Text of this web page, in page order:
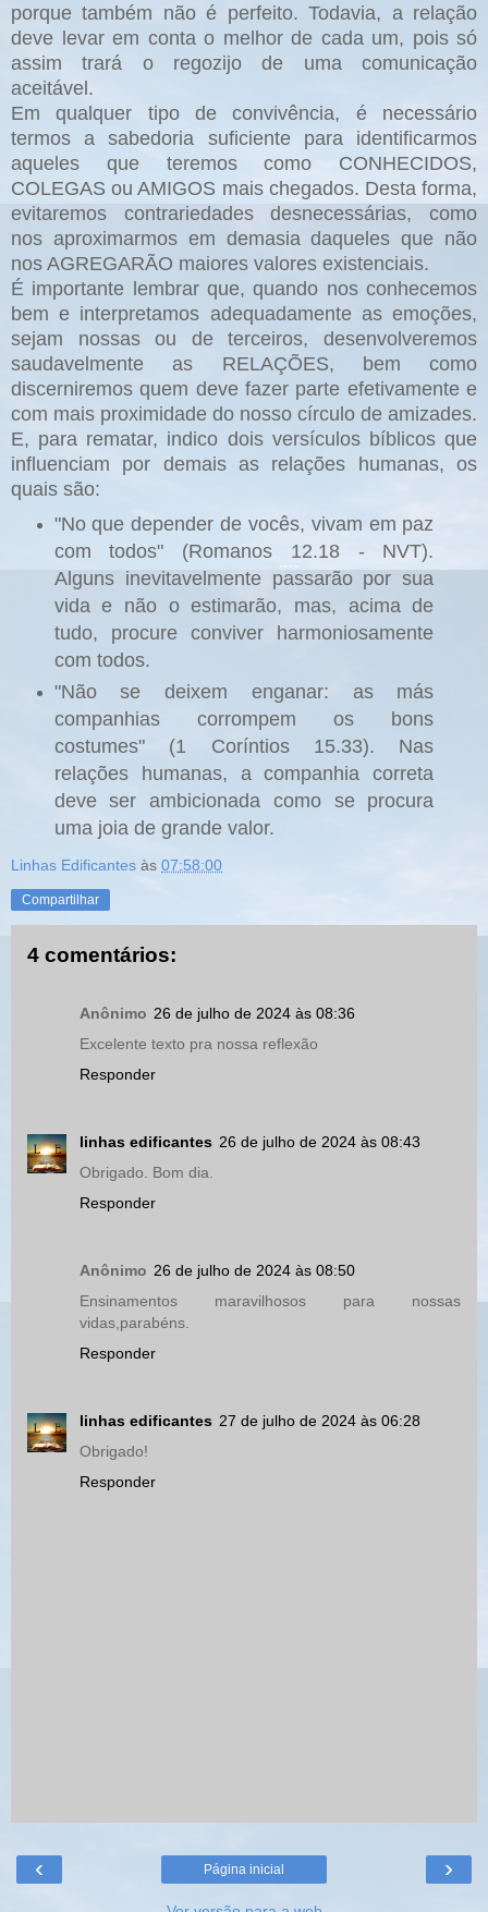
porque também não é perfeito. Todavia, a relação
deve levar em conta o melhor de cada um, pois só
assim trará o regozijo de uma comunicação
aceitável.
Em qualquer tipo de convivência, é necessário
termos a sabedoria suficiente para identificarmos
aqueles que teremos como CONHECIDOS,
COLEGAS ou AMIGOS mais chegados. Desta forma,
evitaremos contrariedades desnecessárias, como
nos aproximarmos em demasia daqueles que não
nos AGREGARÃO maiores valores existenciais.
É importante lembrar que, quando nos conhecemos
bem e interpretamos adequadamente as emoções,
sejam nossas ou de terceiros, desenvolveremos
saudavelmente as RELAÇÕES, bem como
discerniremos quem deve fazer parte efetivamente e
com mais proximidade do nosso círculo de amizades.
E, para rematar, indico dois versículos bíblicos que
influenciam por demais as relações humanas, os
quais são:
"No que depender de vocês, vivam em paz
com todos" (Romanos 12.18 - NVT).
Alguns inevitavelmente passarão por sua
vida e não o estimarão, mas, acima de
tudo, procure conviver harmoniosamente
com todos.
"Não se deixem enganar: as más
companhias corrompem os bons
costumes" (1 Coríntios 15.33). Nas
relações humanas, a companhia correta
deve ser ambicionada como se procura
uma joia de grande valor.
Linhas Edificantes às 07:58:00
Compartilhar
4 comentários:
Anônimo 26 de julho de 2024 às 08:36
Excelente texto pra nossa reflexão
Responder
linhas edificantes 26 de julho de 2024 às 08:43
Obrigado. Bom dia.
Responder
Anônimo 26 de julho de 2024 às 08:50
Ensinamentos maravilhosos para nossas
vidas,parabéns.
Responder
linhas edificantes 27 de julho de 2024 às 06:28
Obrigado!
Responder
‹ ›
Página inicial